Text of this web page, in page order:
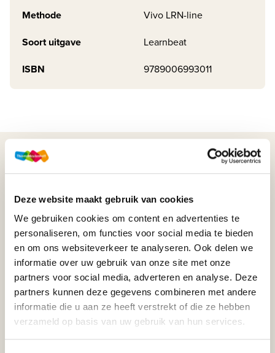
Deze website maakt gebruik van cookies
We gebruiken cookies om content en advertenties te
personaliseren, om functies voor social media te bieden
en om ons websiteverkeer te analyseren. Ook delen we
informatie over uw gebruik van onze site met onze
partners voor social media, adverteren en analyse. Deze
partners kunnen deze gegevens combineren met andere
informatie die u aan ze heeft verstrekt of die ze hebben
verzameld op basis van uw gebruik van hun services.
Methode
Vivo LRN-line
Soort uitgave
Learnbeat
ISBN
9789006993011
WIJ STAAN VOOR JE KLAAR!
033-4483000
Maandag t/m vrijdag | 08.00 - 17.00 uur
Klantenservice